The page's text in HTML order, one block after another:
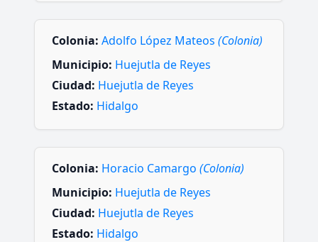
Colonia: Adolfo López Mateos (Colonia)
Municipio: Huejutla de Reyes
Ciudad: Huejutla de Reyes
Estado: Hidalgo
Colonia: Horacio Camargo (Colonia)
Municipio: Huejutla de Reyes
Ciudad: Huejutla de Reyes
Estado: Hidalgo